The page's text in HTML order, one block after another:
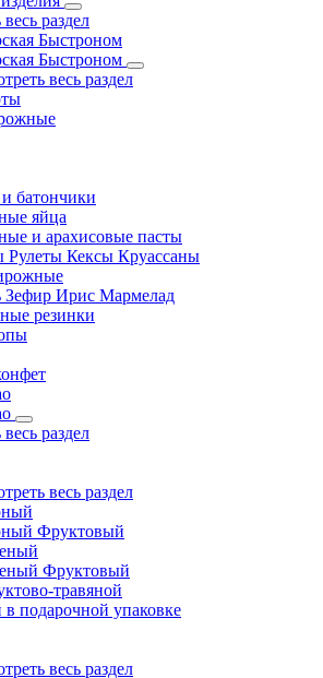
раздел
Быстроном
Быстроном
весь раздел
батончики
яйца
и арахисовые пасты
Рулеты Кексы Круассаны
Зефир Ирис Мармелад
резинки
раздел
весь раздел
Фруктовый
Фруктовый
травяной
в подарочной упаковке
весь раздел